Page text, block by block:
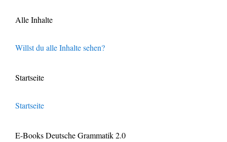
Alle Inhalte
Willst du alle Inhalte sehen?
Startseite
Startseite
E-Books Deutsche Grammatik 2.0